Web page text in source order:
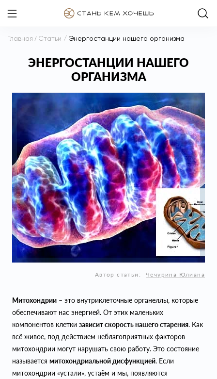
Главная / Статьи / Энергостанции нашего организма
ЭНЕРГОСТАНЦИИ НАШЕГО
ОРГАНИЗМА
Автор статьи: Чечурина Юлиана
Митохондрии – это внутриклеточные органеллы, которые
обеспечивают нас энергией. От этих маленьких
компонентов клетки зависит скорость нашего старения. Как
всё живое, под действием неблагоприятных факторов
митохондрии могут нарушать свою работу. Это состояние
называется митохондриальной дисфункцией. Если
митохондрии «устали», устаём и мы, появляются